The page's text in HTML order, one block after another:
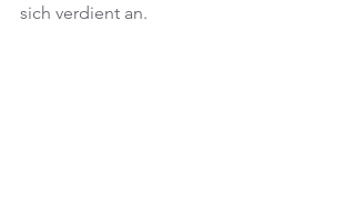
sich verdient an.